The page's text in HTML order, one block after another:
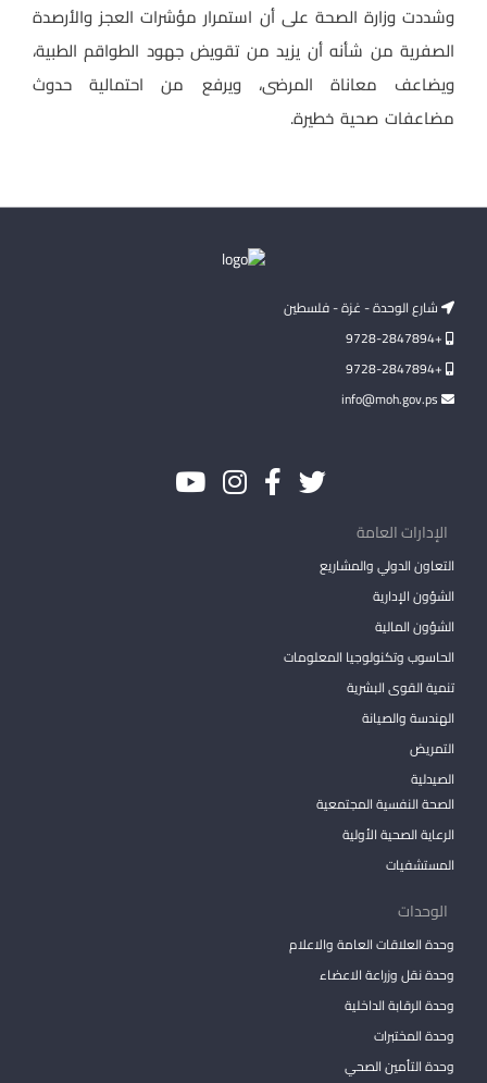
وشددت وزارة الصحة على أن استمرار مؤشرات العجز والأرصدة
الصفرية من شأنه أن يزيد من تقويض جهود الطواقم الطبية،
ويضاعف معاناة المرضى، ويرفع من احتمالية حدوث
مضاعفات صحية خطيرة.
شارع الوحدة - غزة - فلسطين
+9728-2847894
+9728-2847894
الإدارات العامة
التعاون الدولي والمشاريع
الشؤون الإدارية
الشؤون المالية
الحاسوب وتكنولوجيا المعلومات
تنمية القوى البشرية
الهندسة والصيانة
التمريض
الصيدلية
الصحة النفسية المجتمعية
الرعاية الصحية الأولية
المستشفيات
الوحدات
وحدة العلاقات العامة والاعلام
وحدة نقل وزراعة الاعضاء
وحدة الرقابة الداخلية
وحدة المختبرات
وحدة التأمين الصحي